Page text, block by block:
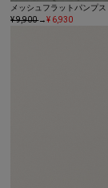
メッシュフラットパンプス
¥ 9,900→¥ 6,930